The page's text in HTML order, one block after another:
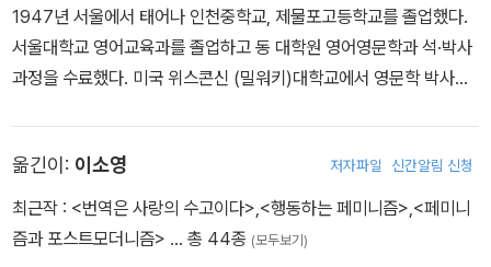
1947년 서울에서 태어나 인천중학교, 제물포고등학교를 졸업했다.
서울대학교 영어교육과를 졸업하고 동 대학원 영어영문학과 석·박사
과정을 수료했다. 미국 위스콘신 (밀워키)대학교에서 영문학 박사학
어영문학회장, 한국비평이론학회장 등을 했다. 사랑의 교회 교수선교
회장을 지냈다. 제19차 국제비교문학대회 조직위원장(2010, 서울)
과 제2회 세계한글작가대회 집행위원장(2016, 경주)을 역임했다. 주
옮긴이: 이소영 저자파일 신간알림 신청
최근작 : <번역은 사랑의 수고이다> <행동하는 페미니즘> <페미니
즘과 포스트모더니즘> … 총 44종 (모두보기)